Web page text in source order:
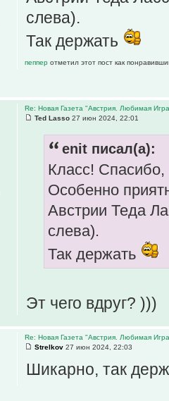
слева).
Так держать
пеппер отметил этот пост как
Re: Новая Газета "Австрия. Любимая
Ted Lasso 27 июн 2024, 22:01
enit писал(а):
Класс! Спасибо,
Особенно
Австрии Теда
слева).
Так держать
Эт чего вдруг? )))
Re: Новая Газета "Австрия. Любимая
Strelkov 27 июн 2024, 22:03
Шикарно, так